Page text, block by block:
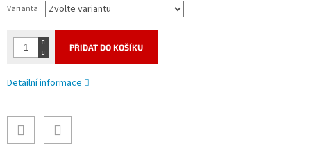
cena:
Varianta
PŘIDAT DO KOŠÍKU
Detailní informace